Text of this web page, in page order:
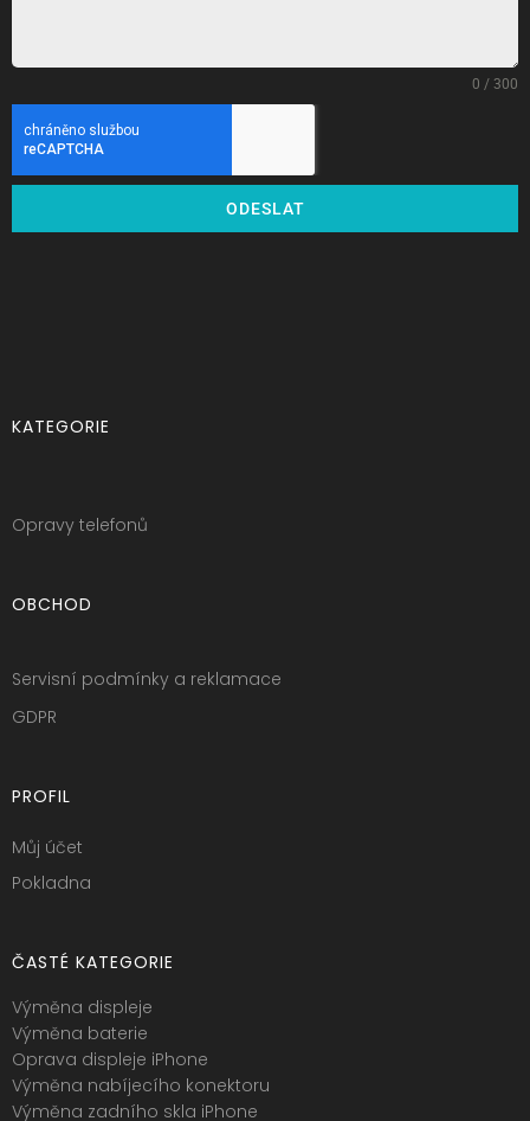
0 / 300
ODESLAT
KATEGORIE
Opravy telefonů
OBCHOD
Servisní podmínky a reklamace
GDPR
PROFIL
Můj účet
Pokladna
ČASTÉ KATEGORIE
Výměna displeje
Výměna baterie
Oprava displeje iPhone
Výměna nabíjecího konektoru
Výměna zadního skla iPhone